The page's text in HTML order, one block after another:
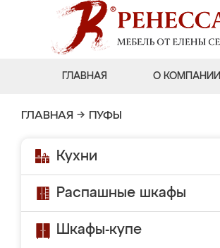
ГЛАВНАЯ О КОМПАНИИ
ГЛАВНАЯ → ПУФЫ
Кухни
Распашные шкафы
Шкафы-купе